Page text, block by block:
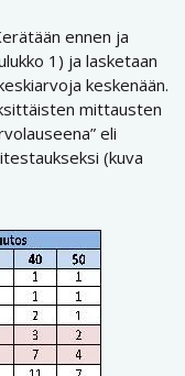
ennen ja
1) ja lasketaan
keskenään.
mittausten
eli
(kuva